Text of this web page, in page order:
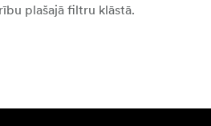
plašajā filtru klāstā.